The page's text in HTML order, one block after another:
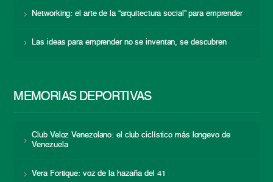
Networking: el arte de la “arquitectura social” para emprender
Las ideas para emprender no se inventan, se descubren
MEMORIAS DEPORTIVAS
Club Veloz Venezolano: el club ciclístico más longevo de
Venezuela
Vera Fortique: voz de la hazaña del 41